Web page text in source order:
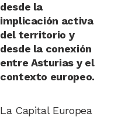
desde la
implicación activa
del territorio y
desde la conexión
entre Asturias y el
contexto europeo.
La Capital Europea